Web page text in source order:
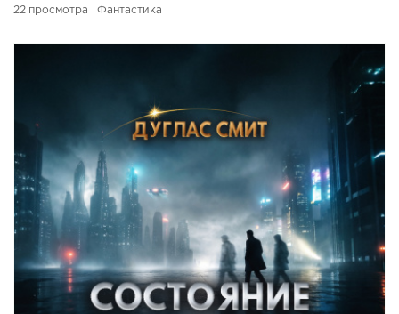
22 Фантастика